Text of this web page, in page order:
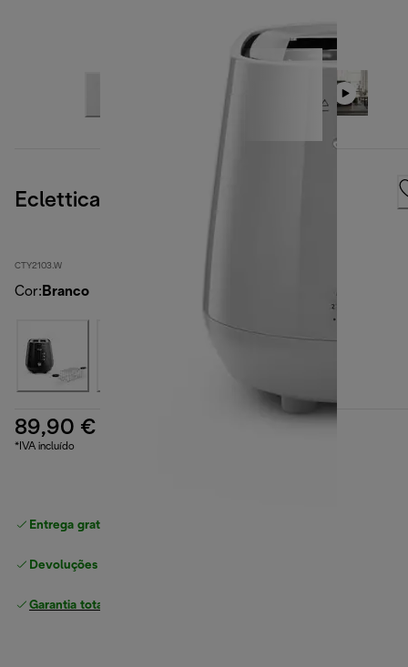
Eclettica Whimsical White
CTY2103.W
Cor: Branco
89,90 €
*IVA incluído
Entrega gratuita padrão
Devoluções gratuitas
Garantia total